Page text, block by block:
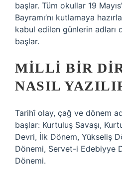
başlar. Tüm okullar 19
Bayramı’nı kutlamaya
kabul edilen günlerin adları
başlar.
MILLI BIR
NASIL
Tarihî olay, çağ ve dönem
başlar: Kurtuluş Savaşı,
Devri, İlk Dönem, Yükseliş
Dönemi, Servet-i Edebiyye
Dönemi.